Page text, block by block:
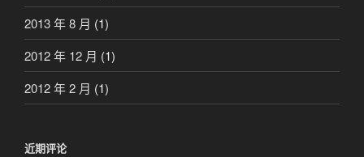
2013 年 8 月 (1)
2012 年 12 月 (1)
2012 年 2 月 (1)
近期评论